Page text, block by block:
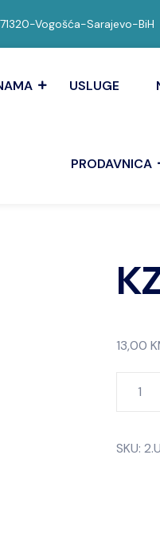
Vogošća-Sarajevo-BiH
USLUGE
PRODAVNICA
13,00
SKU: